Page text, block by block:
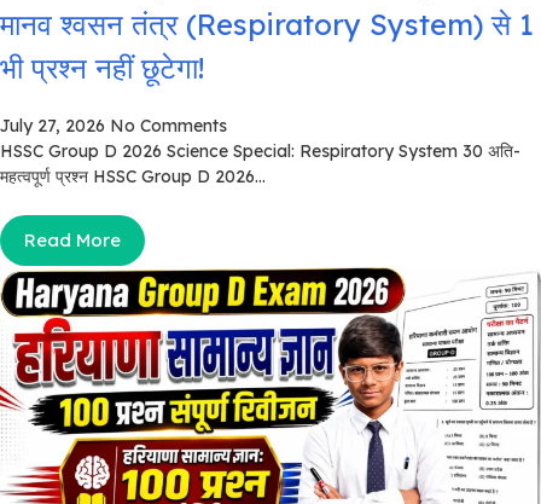
मानव श्वसन तंत्र (Respiratory System) से 1
भी प्रश्न नहीं छूटेगा!
July 27, 2026 No Comments
HSSC Group D 2026 Science Special: Respiratory System 30 अति-
महत्वपूर्ण प्रश्न HSSC Group D 2026...
Read More